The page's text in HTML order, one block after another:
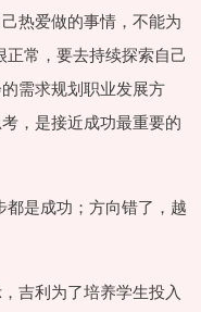
热爱做的事情，不能为
正常，要去持续探索自己
需求规划职业发展方
，是接近成功最重要的
都是成功；方向错了，越
吉利为了培养学生投入